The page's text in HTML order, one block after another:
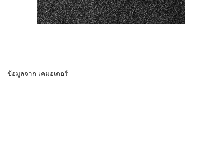
ข้อมูลจาก เคมอเตอร์